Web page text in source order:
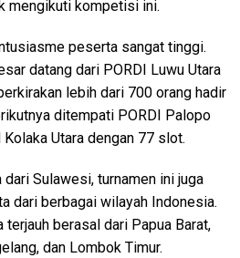
mengikuti kompetisi ini.
peserta sangat tinggi.
datang dari PORDI Luwu Utara
lebih dari 700 orang hadir
ditempati PORDI Palopo
Utara dengan 77 slot.
Sulawesi, turnamen ini juga
dari berbagai wilayah Indonesia.
berasal dari Papua Barat,
dan Lombok Timur.